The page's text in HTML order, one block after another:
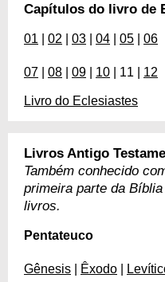
Capítulos do livro de
01 02 03 04 05 06
07 08 09 10 | 11 | 12
Livro do Eclesiastes
Livros Antigo
Também conhecido
primeira parte da
livros.
Pentateuco
Gênesis Êxodo